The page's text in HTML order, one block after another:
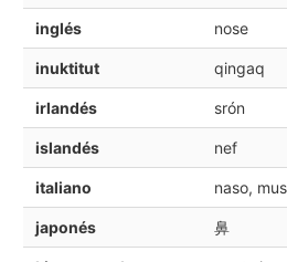
inglés nose
inuktitut qingaq
irlandés srón
islandés nef
italiano naso,
japonés 鼻